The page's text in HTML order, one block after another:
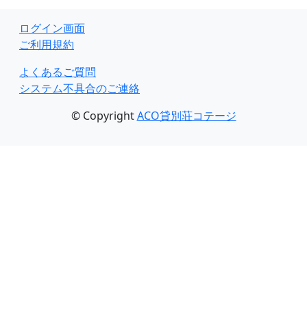
ログイン画面
ご利用規約
よくあるご質問
システム不具合のご連絡
© CopyrightACO貸別荘コテージ